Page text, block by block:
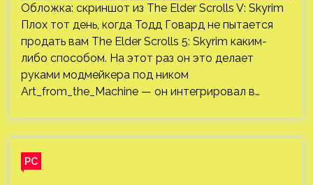
Обложка: скриншот из The Elder Scrolls V: Skyrim
Плох тот день, когда Тодд Говард не пытается
продать вам The Elder Scrolls 5: Skyrim каким-
либо способом. На этот раз он это делает
руками модмейкера под ником
Art_from_the_Machine — он интегрировал в…
PC